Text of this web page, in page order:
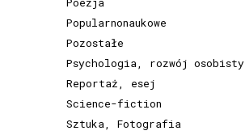
Popularnonaukowe
Pozostałe
Psychologia, rozwój osobisty
Reportaż, esej
Science-fiction
Sztuka, Fotografia